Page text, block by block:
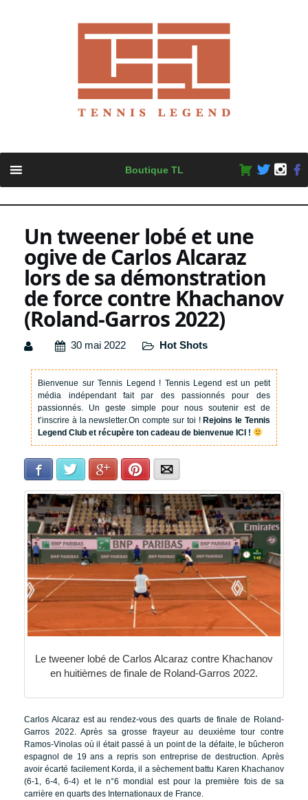
content
Boutique TL
Un tweener lobé et une
ogive de Carlos Alcaraz
lors de sa démonstration
de force contre Khachanov
(Roland-Garros 2022)
30 mai 2022 Hot Shots
Bienvenue sur Tennis Legend ! Tennis Legend est un petit
média indépendant fait par des passionnés pour des
passionnés. Un geste simple pour nous soutenir est de
t’inscrire à la newsletter.On compte sur toi !Rejoins le Tennis
Legend Club et récupère ton cadeau de bienvenue ICI !
Facebook Twitter Google+Pinterest
Le tweener lobé de Carlos Alcaraz contre Khachanov
en huitièmes de finale de Roland-Garros 2022.
Carlos Alcaraz est au rendez-vous des quarts de finale de Roland-
Garros 2022. Après sa grosse frayeur au deuxième tour contre
Ramos-Vinolas où il était passé à un point de la défaite, le bûcheron
espagnol de 19 ans a repris son entreprise de destruction. Après
avoir écarté facilement Korda, il a sèchement battu Karen Khachanov
(6-1, 6-4, 6-4) et le n°6 mondial est pour la première fois de sa
carrière en quarts des Internationaux de France.